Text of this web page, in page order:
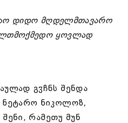
დიდო მღდელმთავარო
ყოვლად
გჳჩნს შენდა
ნიკოლოზ,
რამეთუ მუნ